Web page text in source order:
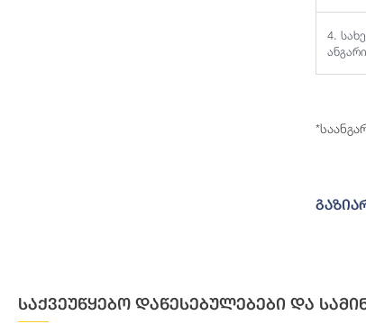
4.
საქვეუწყებო დაწესებულებები და